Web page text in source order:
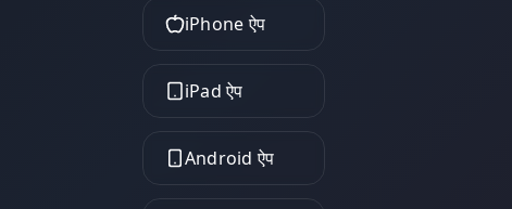
iPhone ऐप
iPad ऐप
Android ऐप